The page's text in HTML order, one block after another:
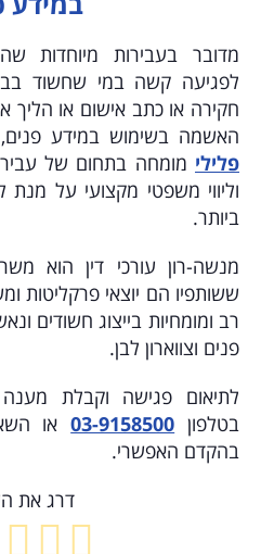
מדובר בעבירות מיוחדות
לפגיעה קשה במי שחשוד
חקירה או כתב אישום או הליך
האשמה בשימוש במידע
פלילי מומחה בתחום של
וליווי משפטי מקצועי על
ביותר.
מנשה-רון עורכי דין הוא
ששותפיו הם יוצאי פרקליטות
רב ומומחיות בייצוג חשודים
פנים וצווארון לבן.
לתיאום פגישה וקבלת מענה
בטלפון 03-9158500או
בהקדם האפשרי.
דרג את